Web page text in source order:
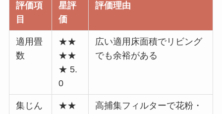
評価項
目
星評
価
評価理由
適用畳
数
★★
★★
★ 5.
0
広い適用床面積でリビング
でも余裕がある
集じん
★★
高捕集フィルターで花粉・